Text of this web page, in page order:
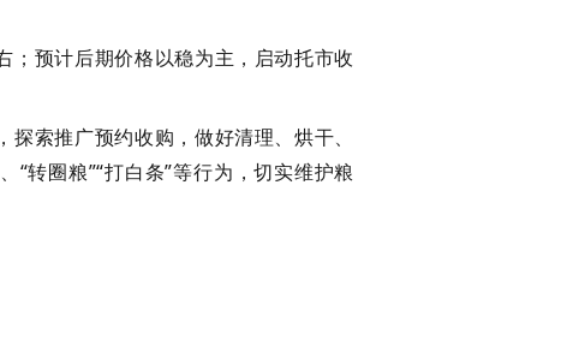
；预计后期价格以稳为主，启动托市收
索推广预约收购，做好清理、烘干、
转圈粮”“打白条”等行为，切实维护粮